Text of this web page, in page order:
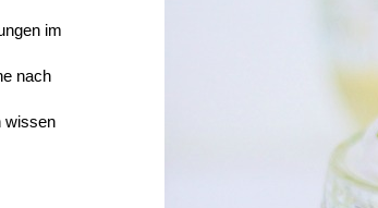
im
nach
wissen